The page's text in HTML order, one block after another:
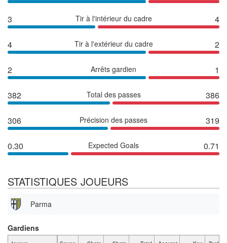
3 Tir à l'intérieur du cadre 4
4 Tir à l'extérieur du cadre 2
2 Arrêts gardien 1
382 Total des passes 386
306 Précision des passes 319
0.30 Expected Goals 0.71
STATISTIQUES JOUEURS
Parma
Gardiens